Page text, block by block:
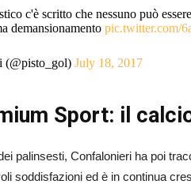
c'è scritto che nessuno può
demansionamento pic.twitter.com/
July 18, 2017
Sport: il
palinsesti, Confalonieri ha poi
soddisfazioni ed è in continua